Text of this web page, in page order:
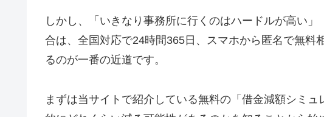
しかし、「いきなり事務所に行くのはハードルが高い
合は、全国対応で24時間365日、スマホから匿名で無料
るのが一番の近道です。
まずは当サイトで紹介している無料の「借金減額シミ